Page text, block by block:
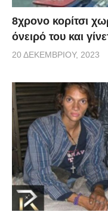
8χρονο κορίτσι
όνειρό του και
20 ΔΕΚΕΜΒΡΊΟΥ, 2023